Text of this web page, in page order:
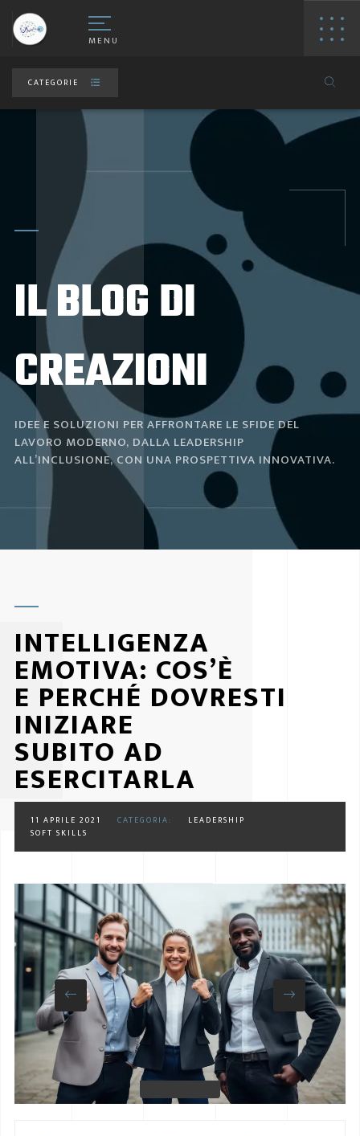
MENU
CATEGORIE
IL BLOG DI
CREAZIONI
IDEE E SOLUZIONI PER AFFRONTARE LE SFIDE DEL
LAVORO MODERNO, DALLA LEADERSHIP
ALL’INCLUSIONE, CON UNA PROSPETTIVA INNOVATIVA.
INTELLIGENZA
EMOTIVA: COS’È
E PERCHÉ DOVRESTI
INIZIARE
SUBITO AD
ESERCITARLA
11 APRILE 2021 CATEGORIA:
LEADERSHIP
SOFT SKILLS